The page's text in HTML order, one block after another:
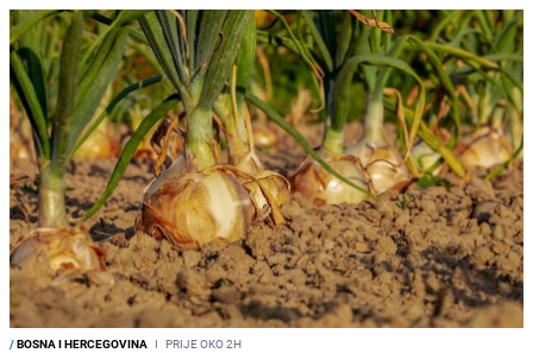
/BOSNA I HERCEGOVINA I PRIJE OKO 2H